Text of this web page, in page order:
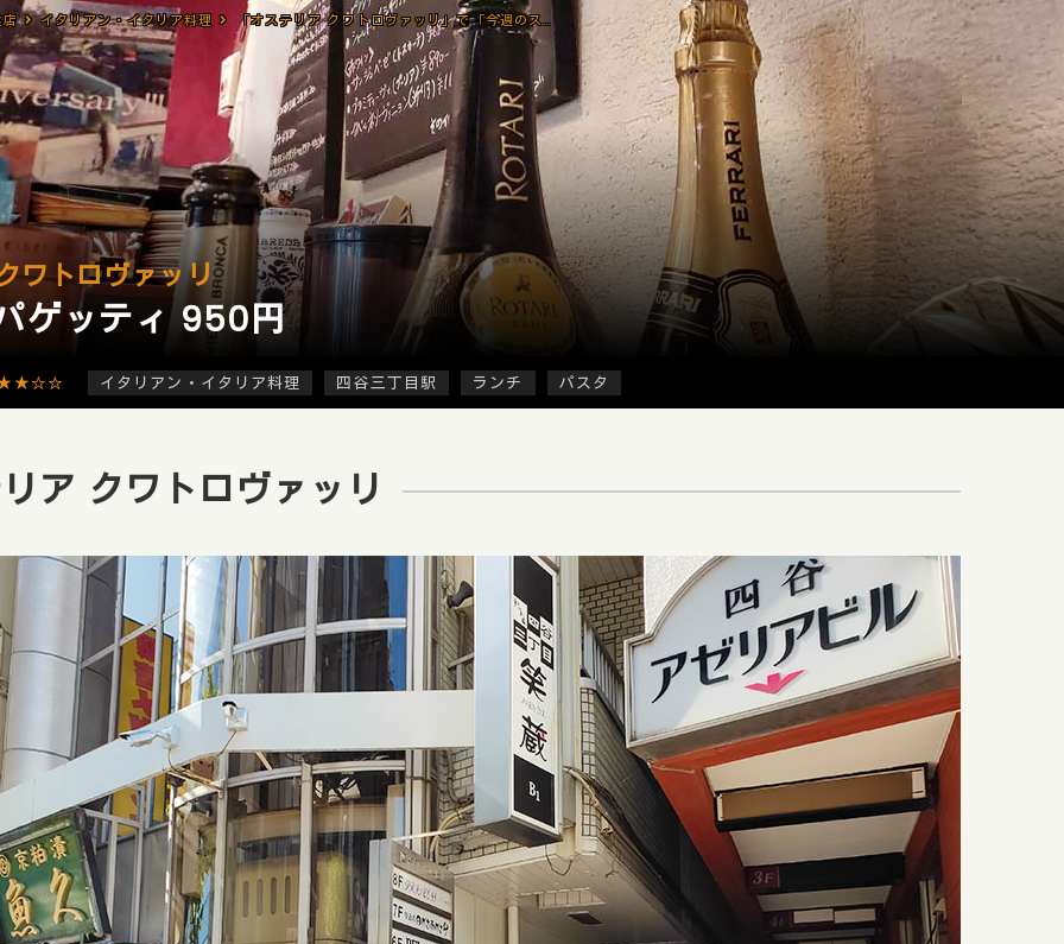
店 イタリアン・イタリア料理 「オステリア クワトロヴァッリ」で「今週のスパゲッティ(950円)」のランチ[四ツ谷三丁目]
ワトロヴァッリ
ゲッティ 950円
イタリアン・イタリア料理 四谷三丁目駅 ランチ パスタ
ア クワトロヴァッリ